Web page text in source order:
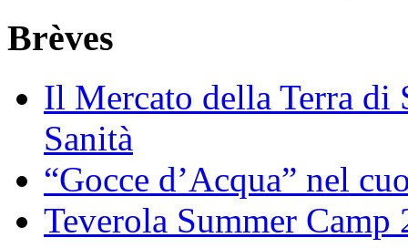
Brèves
Il Mercato della Terra
Sanità
“Gocce d’Acqua” nel
Teverola Summer Camp